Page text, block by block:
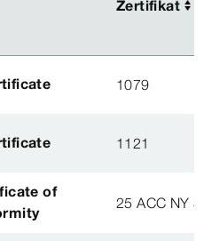
Zertifikat
Zertifikat
1079
1121
of
25 ACC NY